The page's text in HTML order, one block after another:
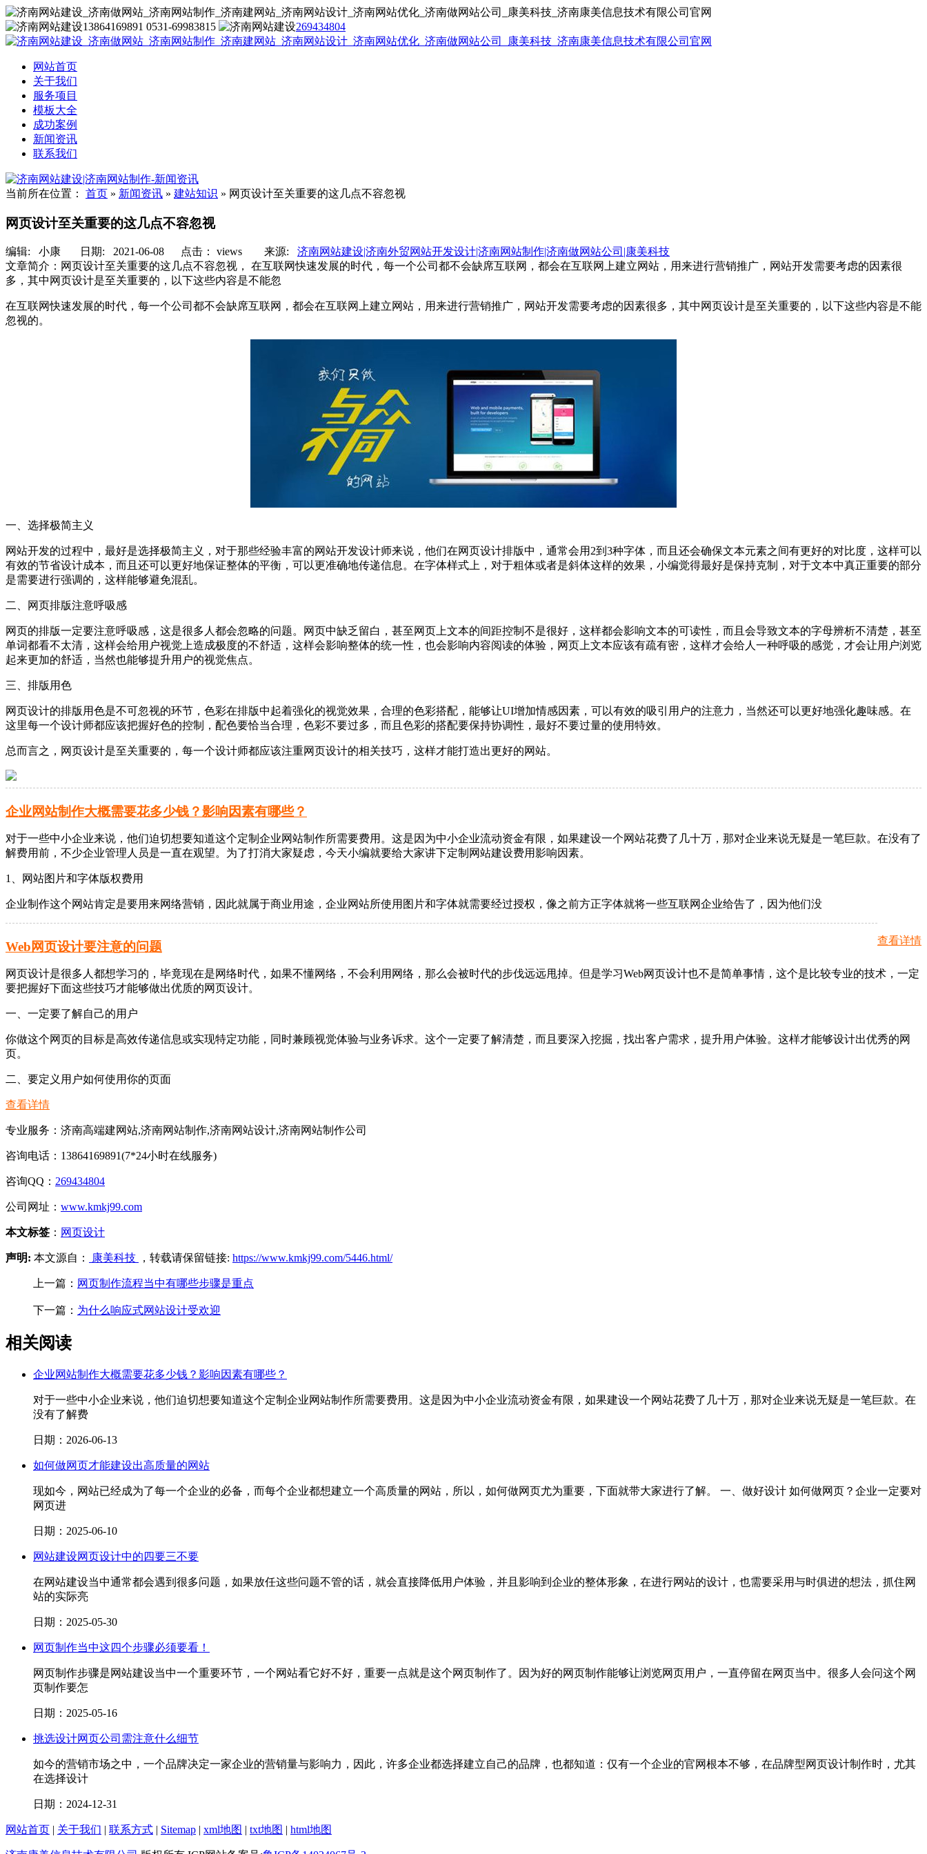
13864169891 0531-69983815 269434804
网站首页
关于我们
服务项目
模板大全
成功案例
新闻资讯
联系我们
当前所在位置： 首页 » 新闻资讯 » 建站知识 » 网页设计至关重要的这几点不容忽视
网页设计至关重要的这几点不容忽视
编辑: 小康 日期: 2021-06-08 点击： views 来源: 济南网站建设|济南外贸网站开发设计|济南网站制作|济南做网站公司|康美科技
文章简介： 网页设计至关重要的这几点不容忽视， 在互联网快速发展的时代，每一个公司都不会缺席互联网，都会在互联网上建立网站，用来进行营销推广，网站开发需要考虑的因素很
多，其中网页设计是至关重要的，以下这些内容是不能忽
在互联网快速发展的时代，每一个公司都不会缺席互联网，都会在互联网上建立网站，用来进行营销推广，网站开发需要考虑的因素很多，其中网页设计是至关重要的，以下这些内容是不能
忽视的。
一、选择极简主义
网站开发的过程中，最好是选择极简主义，对于那些经验丰富的网站开发设计师来说，他们在网页设计排版中，通常会用2到3种字体，而且还会确保文本元素之间有更好的对比度，这样可以
有效的节省设计成本，而且还可以更好地保证整体的平衡，可以更准确地传递信息。在字体样式上，对于粗体或者是斜体这样的效果，小编觉得最好是保持克制，对于文本中真正重要的部分
是需要进行强调的，这样能够避免混乱。
二、网页排版注意呼吸感
网页的排版一定要注意呼吸感，这是很多人都会忽略的问题。网页中缺乏留白，甚至网页上文本的间距控制不是很好，这样都会影响文本的可读性，而且会导致文本的字母辨析不清楚，甚至
单词都看不太清，这样会给用户视觉上造成极度的不舒适，这样会影响整体的统一性，也会影响内容阅读的体验，网页上文本应该有疏有密，这样才会给人一种呼吸的感觉，才会让用户浏览
起来更加的舒适，当然也能够提升用户的视觉焦点。
三、排版用色
网页设计的排版用色是不可忽视的环节，色彩在排版中起着强化的视觉效果，合理的色彩搭配，能够让UI增加情感因素，可以有效的吸引用户的注意力，当然还可以更好地强化趣味感。在
这里每一个设计师都应该把握好色的控制，配色要恰当合理，色彩不要过多，而且色彩的搭配要保持协调性，最好不要过量的使用特效。
总而言之，网页设计是至关重要的，每一个设计师都应该注重网页设计的相关技巧，这样才能打造出更好的网站。
企业网站制作大概需要花多少钱？影响因素有哪些？
对于一些中小企业来说，他们迫切想要知道这个定制企业网站制作所需要费用。这是因为中小企业流动资金有限，如果建设一个网站花费了几十万，那对企业来说无疑是一笔巨款。在没有了
解费用前，不少企业管理人员是一直在观望。为了打消大家疑虑，今天小编就要给大家讲下定制网站建设费用影响因素。
1、网站图片和字体版权费用
企业制作这个网站肯定是要用来网络营销，因此就属于商业用途，企业网站所使用图片和字体就需要经过授权，像之前方正字体就将一些互联网企业给告了，因为他们没
查看详情
Web网页设计要注意的问题
网页设计是很多人都想学习的，毕竟现在是网络时代，如果不懂网络，不会利用网络，那么会被时代的步伐远远甩掉。但是学习Web网页设计也不是简单事情，这个是比较专业的技术，一定
要把握好下面这些技巧才能够做出优质的网页设计。
一、一定要了解自己的用户
你做这个网页的目标是高效传递信息或实现特定功能，同时兼顾视觉体验与业务诉求。‌‌这个一定要了解清楚，而且要深入挖掘，找出客户需求，提升用户体验。这样才能够设计出优秀的网
页。
二、要定义用户如何使用你的页面
查看详情
专业服务：济南高端建网站,济南网站制作,济南网站设计,济南网站制作公司
咨询电话：13864169891(7*24小时在线服务)
咨询QQ： 269434804
公司网址： www.kmkj99.com
本文标签 ： 网页设计
声明: 本文源自： 康美科技 ，转载请保留链接: https://www.kmkj99.com/5446.html/
上一篇： 网页制作流程当中有哪些步骤是重点
下一篇： 为什么响应式网站设计受欢迎
相关阅读
企业网站制作大概需要花多少钱？影响因素有哪些？
对于一些中小企业来说，他们迫切想要知道这个定制企业网站制作所需要费用。这是因为中小企业流动资金有限，如果建设一个网站花费了几十万，那对企业来说无疑是一笔巨款。在
没有了解费
日期：2026-06-13
如何做网页才能建设出高质量的网站
现如今，网站已经成为了每一个企业的必备，而每个企业都想建立一个高质量的网站，所以，如何做网页尤为重要，下面就带大家进行了解。 一、做好设计 如何做网页？企业一定要对
网页进
日期：2025-06-10
网站建设网页设计中的四要三不要
在网站建设当中通常都会遇到很多问题，如果放任这些问题不管的话，就会直接降低用户体验，并且影响到企业的整体形象，在进行网站的设计，也需要采用与时俱进的想法，抓住网
站的实际亮
日期：2025-05-30
网页制作当中这四个步骤必须要看！
网页制作步骤是网站建设当中一个重要环节，一个网站看它好不好，重要一点就是这个网页制作了。因为好的网页制作能够让浏览网页用户，一直停留在网页当中。很多人会问这个网
页制作要怎
日期：2025-05-16
挑选设计网页公司需注意什么细节
如今的营销市场之中，一个品牌决定一家企业的营销量与影响力，因此，许多企业都选择建立自己的品牌，也都知道：仅有一个企业的官网根本不够，在品牌型网页设计制作时，尤其
在选择设计
日期：2024-12-31
网站首页 | 关于我们 | 联系方式 | Sitemap | xml地图 | txt地图 | html地图